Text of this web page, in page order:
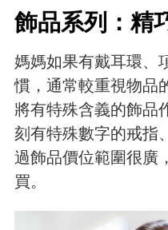
飾品系列：精
媽媽如果有戴耳環、
慣，通常較重視物品
將有特殊含義的飾品
刻有特殊數字的戒指
過飾品價位範圍很廣
買。